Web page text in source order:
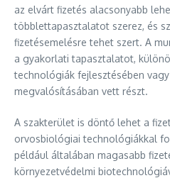
az elvárt fizetés alacsonyabb
többlettapasztalatot szerez, és
fizetésemelésre tehet szert. A
a gyakorlati tapasztalatot,
technológiák fejlesztésében
megvalósításában vett részt.
A szakterület is döntő lehet a
orvosbiológiai technológiákkal
például általában magasabb
környezetvédelmi